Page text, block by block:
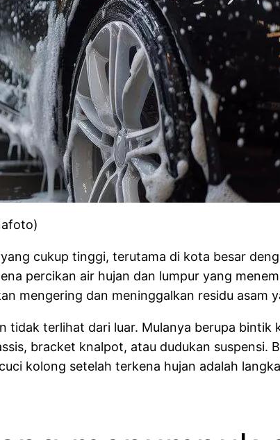
cukup tinggi, terutama di kota besar
percikan air hujan dan lumpur yang
mengering dan meninggalkan residu asam
tidak terlihat dari luar. Mulanya berupa
bracket knalpot, atau dudukan
kolong setelah terkena hujan adalah